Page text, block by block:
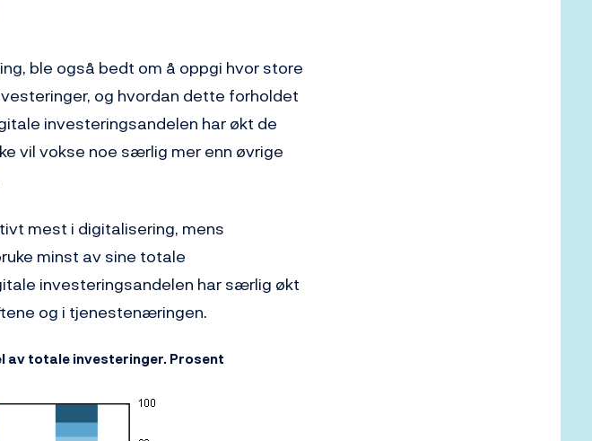
ble også bedt om å oppgi hvor store
og hvordan dette forholdet
investeringsandelen har økt de
vil vokse noe særlig mer enn øvrige
mest i digitalisering, mens
minst av sine totale
investeringsandelen har særlig økt
og i tjenestenæringen.
av totale investeringer. Prosent